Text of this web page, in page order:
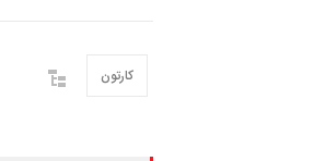
کارتون